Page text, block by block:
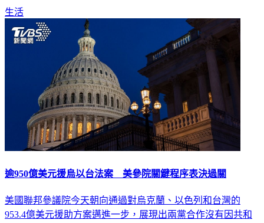
生活
逾950億美元援烏以台法案 美參院關鍵程序表決過關
美國聯邦參議院今天朝向通過對烏克蘭、以色列和台灣的
953.4億美元援助方案邁進一步，展現出兩黨合作沒有因共和